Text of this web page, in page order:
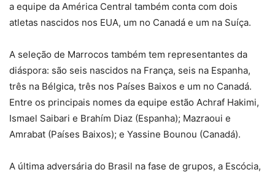
a equipe da América Central também conta com dois
atletas nascidos nos EUA, um no Canadá e um na Suíça.
A seleção de Marrocos também tem representantes da
diáspora: são seis nascidos na França, seis na Espanha,
três na Bélgica, três nos Países Baixos e um no Canadá.
Entre os principais nomes da equipe estão Achraf Hakimi,
Ismael Saibari e Brahím Diaz (Espanha); Mazraoui e
Amrabat (Países Baixos); e Yassine Bounou (Canadá).
A última adversária do Brasil na fase de grupos, a Escócia,